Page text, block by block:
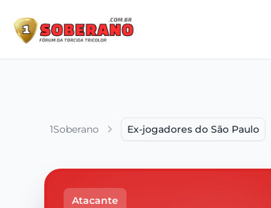
1Soberano Ex-jogadores do São Paulo
Atacante